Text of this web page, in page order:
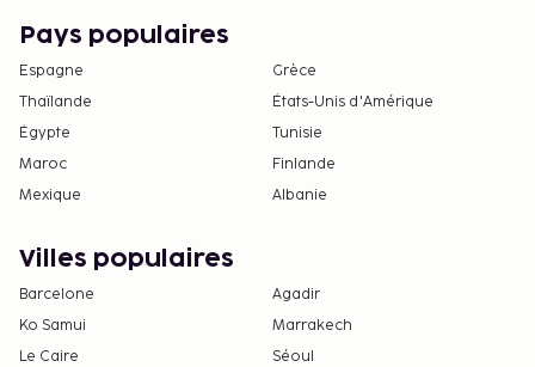
Pays populaires
Espagne
Grèce
Thaïlande
États-Unis d'Amérique
Égypte
Tunisie
Maroc
Finlande
Mexique
Albanie
Villes populaires
Barcelone
Agadir
Ko Samui
Marrakech
Le Caire
Séoul